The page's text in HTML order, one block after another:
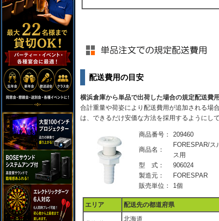
配送費用の目安
横浜倉庫から単品で出荷した場合の規定配送費
合計重量や荷姿により配送費用が追加される場
は、できるだけ安価な方法を採用するようにし
商品番号： 209460
商品名：
FORESPAR/ス
ス用
型 式：
906024
製造元：
FORESPAR
販売単位：
1個
エリア 配送先の都道府県
北海道